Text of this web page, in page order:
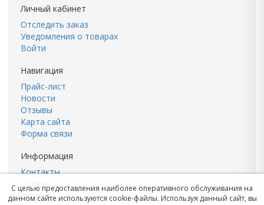
Личный кабинет
Отследить заказ
Уведомления о товарах
Войти
Навигация
Прайс-лист
Новости
Отзывы
Карта сайта
Форма связи
Информация
Контакты
Кирпич
С целью предоставления наиболее оперативного обслуживания на
данном сайте используются cookie-файлы. Используя данный сайт, вы